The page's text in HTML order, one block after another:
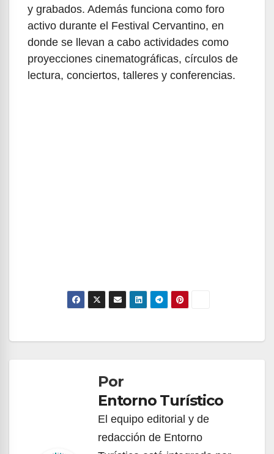
y grabados. Además funciona como foro
activo durante el Festival Cervantino, en
donde se llevan a cabo actividades como
proyecciones cinematográficas, círculos de
lectura, conciertos, talleres y conferencias.
Navegación
entradasPor
Entorno Turístico
El equipo editorial y de
redacción de Entorno